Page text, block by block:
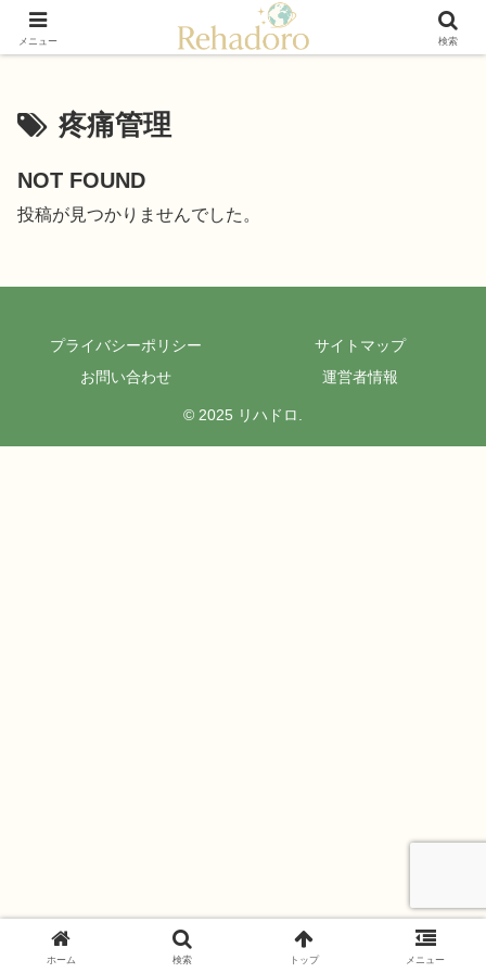
癒しと再発見の“黄金旅”ガイド
疼痛管理
NOT FOUND
投稿が見つかりませんでした。
プライバシーポリシー
サイトマップ
お問い合わせ
運営者情報
© 2025 リハドロ.
メニュー 検索
ホーム 検索 トップ メニュー